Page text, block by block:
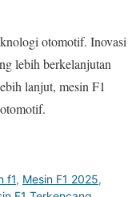
otomotif. Inovasi
lebih berkelanjutan
lanjut, mesin F1
f1, Mesin F1 2025,